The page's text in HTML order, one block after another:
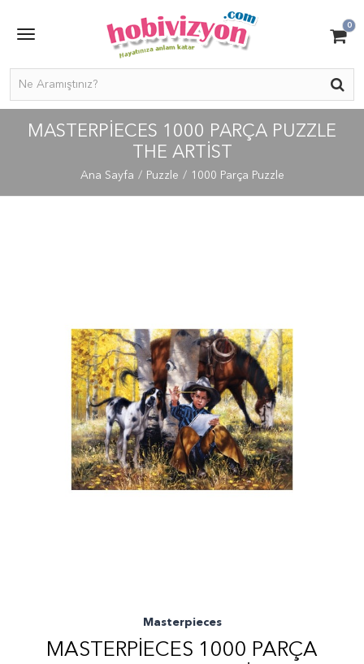
0
MASTERPIECES 1000 PARÇA PUZZLE
THE ARTIST
Ana Sayfa Puzzle 1000 Parça Puzzle
Masterpieces
MASTERPIECES 1000 PARÇA